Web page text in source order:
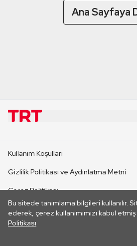
Ana Sayfaya
Bu sitede tanımlama bilgileri kullanılır.
ederek, çerez kullanımımızı kabul
Politikası
CANLI YAYINLAR
Kullanım Koşulları
Gizlilik Politikası ve Aydınlatma Metni
Çerez Politikası
İletişim
Her hakkı saklıdır. ©2026 TRT.